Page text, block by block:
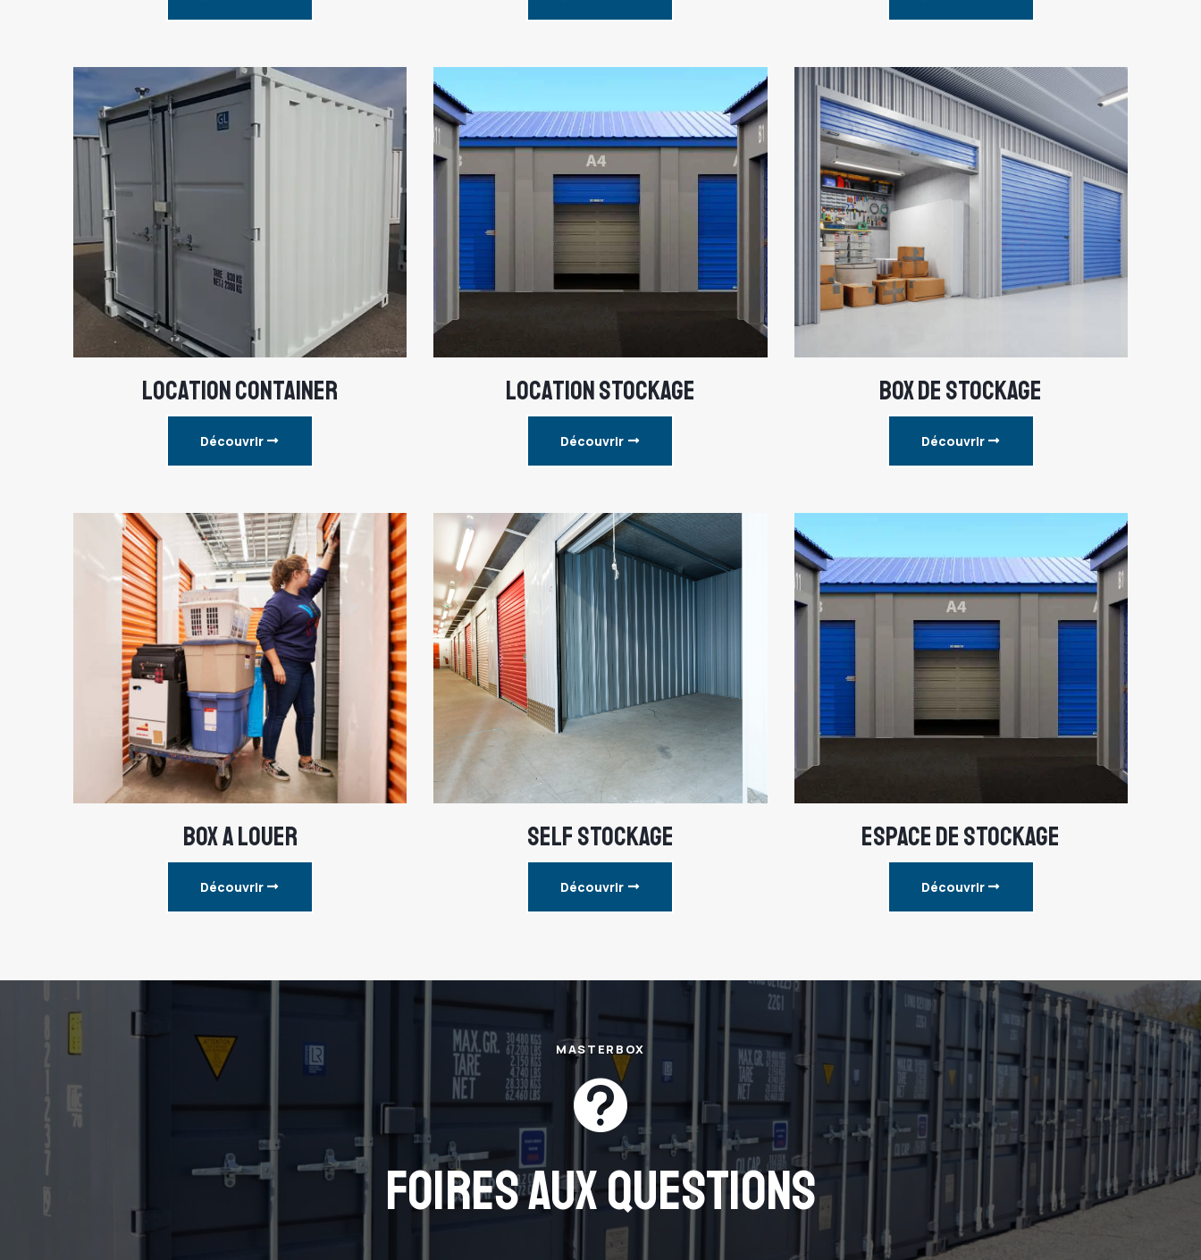
LOCATION CONTAINER
Découvrir
LOCATION STOCKAGE
Découvrir
BOX DE STOCKAGE
Découvrir
BOX A LOUER
Découvrir
SELF STOCKAGE
Découvrir
ESPACE DE STOCKAGE
Découvrir
MASTERBOX

FOIRES AUX QUESTIONS